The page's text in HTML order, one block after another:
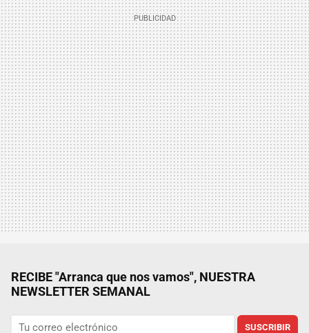
RECIBE "Arranca que nos vamos", NUESTRA
NEWSLETTER SEMANAL
SUSCRIBIR